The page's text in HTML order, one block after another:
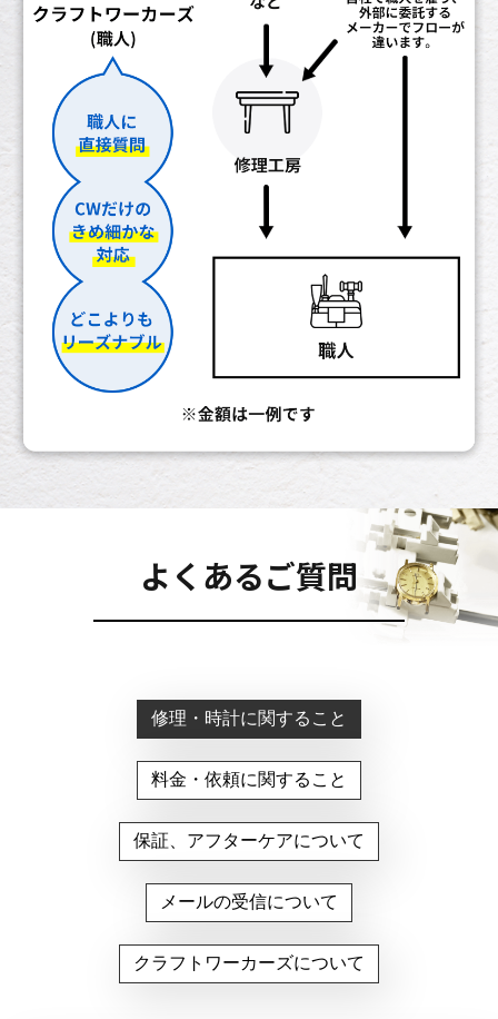
よくあるご質問
修理・時計に関すること
料金・依頼に関すること
保証、アフターケアについて
メールの受信について
クラフトワーカーズについて